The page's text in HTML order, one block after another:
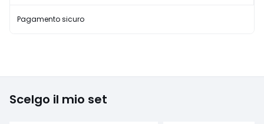
Pagamento sicuro
Scelgo il mio set